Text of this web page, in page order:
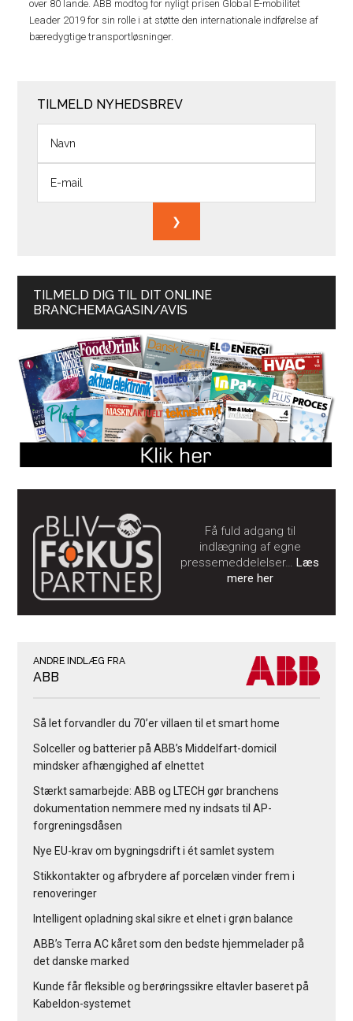
over 80 lande. ABB modtog for nyligt prisen Global E-mobilitet
Leader 2019 for sin rolle i at støtte den internationale indførelse af
bæredygtige transportløsninger.
TILMELD NYHEDSBREV
TILMELD DIG TIL DIT ONLINE
BRANCHEMAGASIN/AVIS
Få fuld adgang til
indlægning af egne
pressemeddelelser…Læs
mere her
ANDRE INDLÆG FRA
ABB
Så let forvandler du 70’er villaen til et smart home
Solceller og batterier på ABB’s Middelfart-domicil
mindsker afhængighed af elnettet
Stærkt samarbejde: ABB og LTECH gør branchens
dokumentation nemmere med ny indsats til AP-
forgreningsdåsen
Nye EU-krav om bygningsdrift i ét samlet system
Stikkontakter og afbrydere af porcelæn vinder frem i
renoveringer
Intelligent opladning skal sikre et elnet i grøn balance
ABB’s Terra AC kåret som den bedste hjemmelader på
det danske marked
Kunde får fleksible og berøringssikre eltavler baseret på
Kabeldon-systemet